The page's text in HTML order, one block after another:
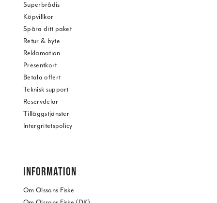
Superbrådis
Köpvillkor
Spåra ditt paket
Retur & byte
Reklamation
Presentkort
Betala offert
Teknisk support
Reservdelar
Tilläggstjänster
Intergritetspolicy
INFORMATION
Om Olssons Fiske